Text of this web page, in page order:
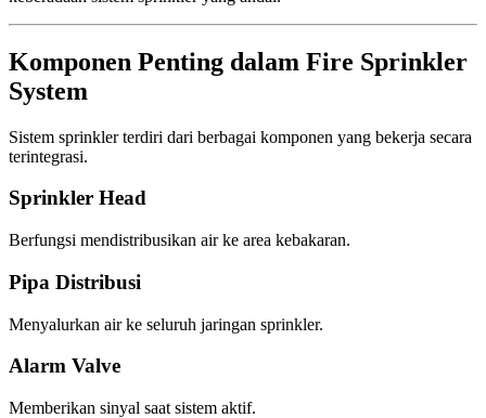
Komponen Penting dalam Fire Sprinkler
System
Sistem sprinkler terdiri dari berbagai komponen yang bekerja secara
terintegrasi.
Sprinkler Head
Berfungsi mendistribusikan air ke area kebakaran.
Pipa Distribusi
Menyalurkan air ke seluruh jaringan sprinkler.
Alarm Valve
Memberikan sinyal saat sistem aktif.